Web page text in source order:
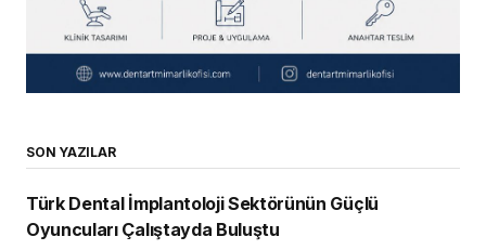
SON YAZILAR
Türk Dental İmplantoloji Sektörünün Güçlü
Oyuncuları Çalıştayda Buluştu